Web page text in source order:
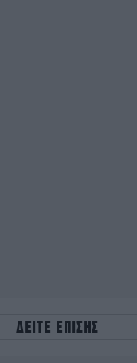
ΔΕΙΤΕ ΕΠΙΣΗΣ